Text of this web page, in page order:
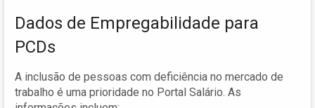
Dados de Empregabilidade para
PCDs
A inclusão de pessoas com deficiência no mercado de
trabalho é uma prioridade no Portal Salário. As